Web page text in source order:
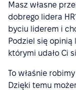
Masz własne
dobrego lidera
byciu liderem i
Podziel się
którymi udało Ci
To właśnie
Dzięki temu